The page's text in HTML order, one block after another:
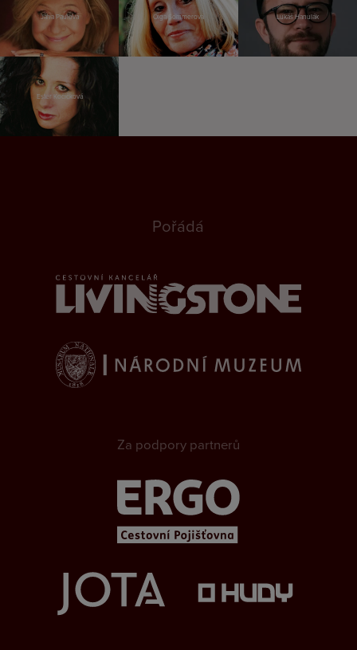
Jana Paulová Olga Sommerová Lukáš Hanulák
Ester Kočičková
Pořádá
Za podpory partnerů